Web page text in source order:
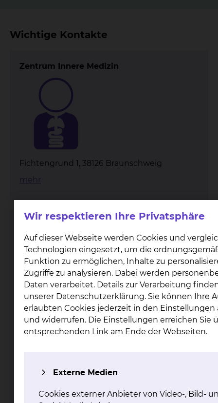
Wichtige Kontakte
Zentrum Innere Medizin
Fichtengrund 1, 38126 Braunschweig
mehr
Fichtengrund 1, 38126 Braunschweig
Tel.:
Fax: +49 531 595 2060
mehr
Wir respektieren Ihre Privatsphäre
Auf dieser Webseite werden Cookies und
Technologien eingesetzt, um die
Funktion zu ermöglichen, Inhalte zu
Zugriffe zu analysieren. Dabei werden
Daten verarbeitet. Details zur Verarbeitung
unserer Datenschutzerklärung. Sie können Ihre
erlaubten Cookies jederzeit in den Einstellungen
und widerrufen. Die Einstellungen erreichen Sie
entsprechenden Link am Ende der Webseiten.
Externe Medien
Cookies externer Anbieter von Video-, Bild-